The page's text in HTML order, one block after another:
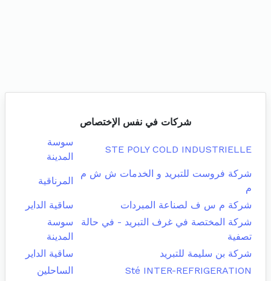
شركات في نفس الإختصاص
STE POLY COLD INDUSTRIELLE
سوسة
المدينة
شركة فروست للتبريد و الخدمات ش ش م
م
المرناقية
شركة م س ف لصناعة المبردات
ساقية الداير
شركة المختصة في غرف التبريد - في حالة
تصفية
سوسة
المدينة
شركة بن سليمة للتبريد
ساقية الداير
Sté INTER-REFRIGERATION
الساحلين